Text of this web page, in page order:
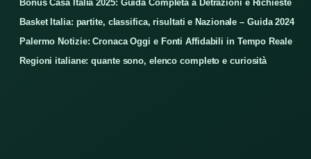
Bonus Casa Italia 2025: Guida Completa a Detrazioni e Richieste
Basket Italia: partite, classifica, risultati e Nazionale – Guida 2024
Palermo Notizie: Cronaca Oggi e Fonti Affidabili in Tempo Reale
Regioni italiane: quante sono, elenco completo e curiosità